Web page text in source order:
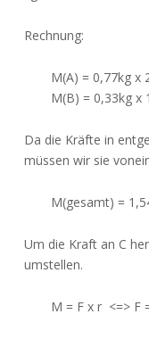
Rechnung:
M(A) = 0,77kg x
M(B) = 0,33kg x
Da die Kräfte in
müssen wir sie
M(gesamt) =
Um die Kraft an C
umstellen.
M = F x r <=> F